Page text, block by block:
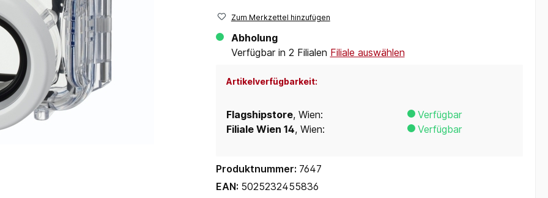
Zum Merkzettel hinzufügen
Abholung
Verfügbar in 2 Filialen Filiale auswählen
Artikelverfügbarkeit:
Flagshipstore, Wien:
Verfügbar
Filiale Wien 14, Wien: Verfügbar
Produktnummer: 7647
EAN: 5025232455836